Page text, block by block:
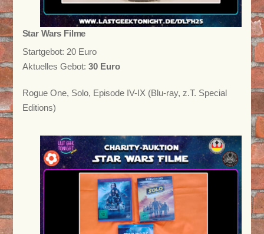
Star Wars Filme
Startgebot: 20 Euro
Aktuelles Gebot: 30 Euro
Rogue One, Solo, Episode IV-IX (Blu-ray, z.T. Special
Editions)